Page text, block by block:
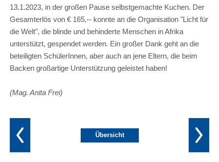
13.1.2023, in der großen Pause selbstgemachte Kuchen. Der
Gesamterlös von € 165,-- konnte an die Organisation "Licht für
die Welt", die blinde und behinderte Menschen in Afrika
unterstützt, gespendet werden. Ein großer Dank geht an die
beteiligten SchülerInnen, aber auch an jene Eltern, die beim
Backen großartige Unterstützung geleistet haben!
(Mag. Anita Frei)
Übersicht